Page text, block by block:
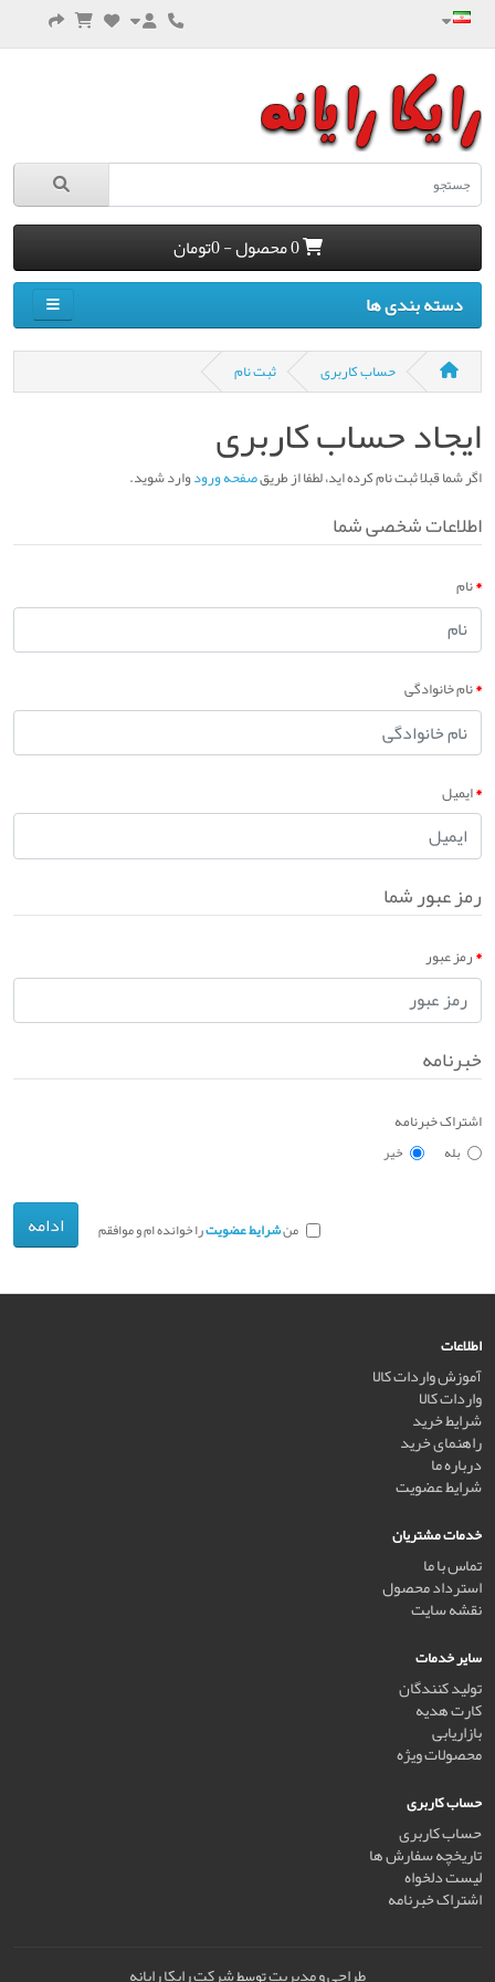
0 محصول - 0تومان
دسته بندی ها
حساب کاربری ثبت نام
ايجاد حساب کاربری
اگر شما قبلا ثبت نام کرده ايد، لطفا از طریقصفحه ورودوارد شوید.
اطلاعات شخصی شما
نام
نام خانوادگی
ایمیل
رمز عبور شما
رمز عبور
خبرنامه
اشتراک خبرنامه
بله خیر
منشرایط عضویترا خوانده ام و موافقم ادامه
اطلاعات
آموزش واردات کالا
واردات کالا
شرایط خرید
راهنمای خرید
درباره ما
شرایط عضویت
خدمات مشتریان
تماس با ما
استرداد محصول
نقشه سایت
سایر خدمات
تولید کنندگان
کارت هدیه
بازاریابی
محصولات ویژه
حساب کاربری
حساب کاربری
تاریخچه سفارش ها
لیست دلخواه
اشتراک خبرنامه